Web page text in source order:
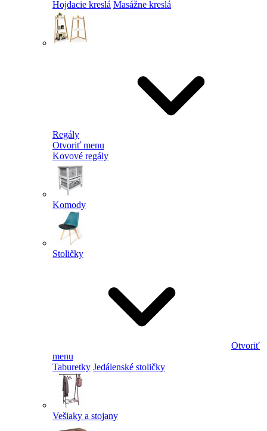
Hojdacie kreslá Masážne kreslá
Regály
Otvoriť menu
Kovové regály
Komody
Stoličky
Otvoriť
menu
Taburetky Jedálenské stoličky
Vešiaky a stojany